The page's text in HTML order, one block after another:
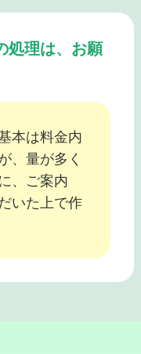
処理は、お願
本は料金内
、量が多く
、ご案内
いた上で作